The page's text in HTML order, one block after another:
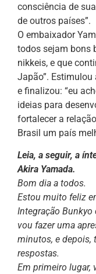
consciência de
de outros países”.
O embaixador
todos sejam bons
nikkeis, e que
Japão”.
e finalizou: “eu
ideias para
fortalecer a
Brasil um país
Leia, a seguir, a
Akira Yamada.
Bom dia a todos.
Estou muito feliz
Integração Bunkyo
vou fazer uma
minutos, e depois,
respostas.
Em primeiro lugar,